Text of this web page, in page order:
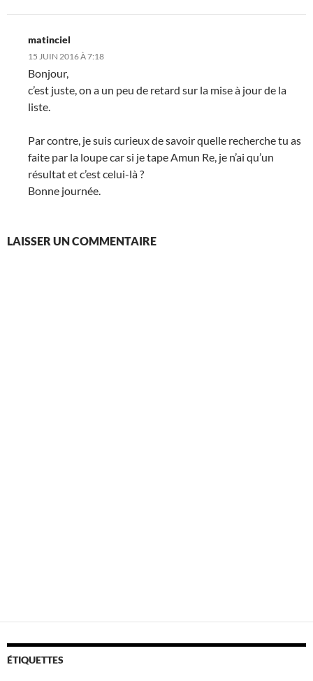
matinciel
15 JUIN 2016 À 7:18
Bonjour,
c’est juste, on a un peu de retard sur la mise à jour de la
liste.
Par contre, je suis curieux de savoir quelle recherche tu as
faite par la loupe car si je tape Amun Re, je n’ai qu’un
résultat et c’est celui-là ?
Bonne journée.
LAISSER UN COMMENTAIRE
ÉTIQUETTES